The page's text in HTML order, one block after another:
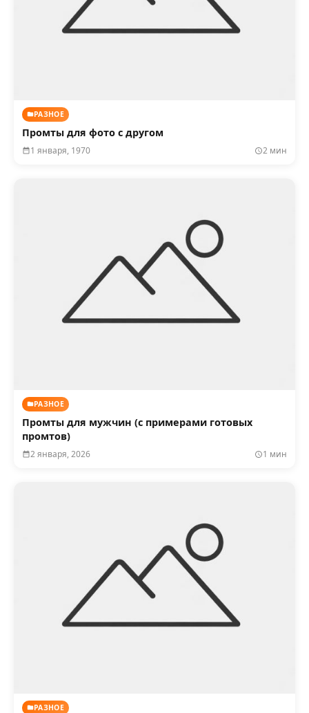
РАЗНОЕ
Промты для фото с другом
1 января, 1970 2 мин
РАЗНОЕ
Промты для мужчин (с примерами готовых
промтов)
2 января, 2026 1 мин
РАЗНОЕ